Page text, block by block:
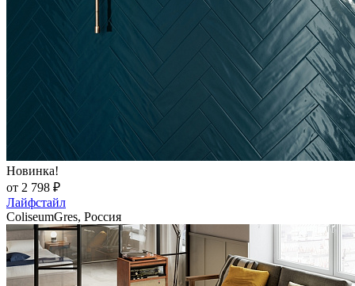
Новинка!
от 2 798 ₽
Лайфстайл
ColiseumGres, Россия